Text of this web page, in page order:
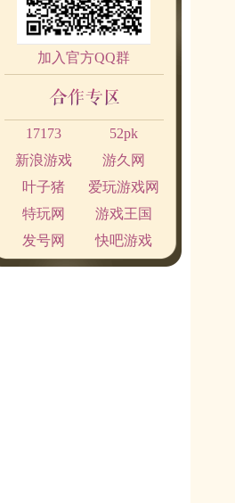
加入官方QQ群
17173
52pk
新浪游戏
游久网
叶子猪
爱玩游戏网
特玩网
游戏王国
发号网
快吧游戏